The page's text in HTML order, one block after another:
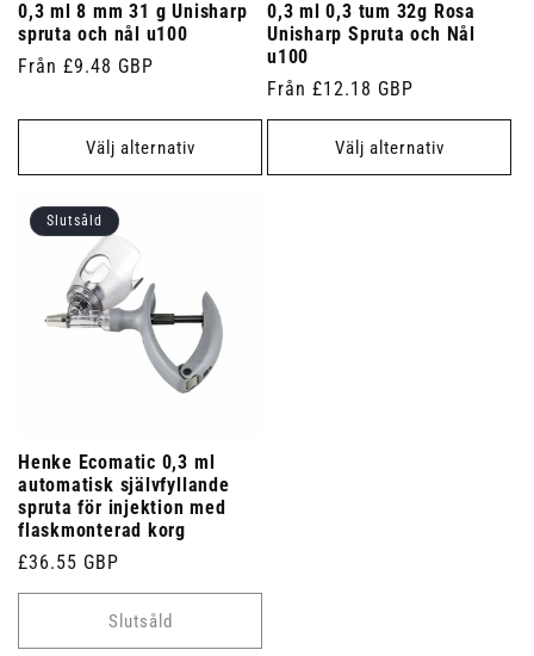
0,3 ml 8 mm 31 g Unisharp
spruta och nål u100
Ordinarie
Från £9.48 GBP
Välj alternativ
0,3 ml 0,3 tum 32g Rosa
Unisharp Spruta och Nål
u100
Ordinarie
pris
Från £12.18 GBP
Välj alternativ
Slutsåld
Henke Ecomatic 0,3 ml
automatisk självfyllande
spruta för injektion med
flaskmonterad korg
Ordinarie
pris
£36.55 GBP
Slutsåld